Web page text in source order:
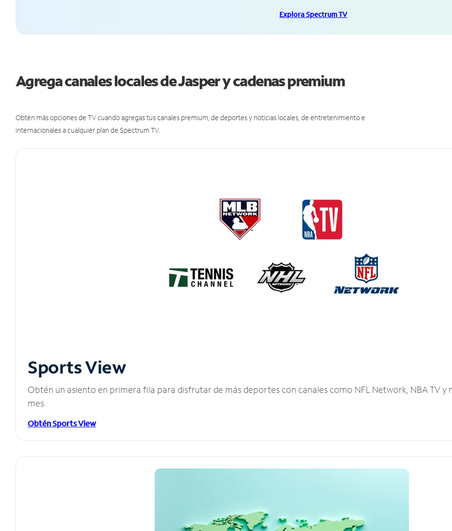
Explora Spectrum TV
Agrega canales locales de Jasper y cadenas premium
Obtén más opciones de TV cuando agregas tus canales premium, de deportes y noticias locales, de entretenimiento e
internacionales a cualquier plan de Spectrum TV.
Sports View
Obtén un asiento en primera fila para disfrutar de más deportes con canales como NFL Network, NBA TV y
mes.
Obtén Sports View